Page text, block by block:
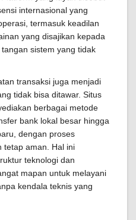
internasional yang
termasuk keadilan
yang disajikan kepada
sistem yang tidak
transaksi juga menjadi
tidak bisa ditawar. Situs
berbagai metode
bank lokal besar hingga
dengan proses
tetap aman. Hal ini
teknologi dan
mapan untuk melayani
kendala teknis yang